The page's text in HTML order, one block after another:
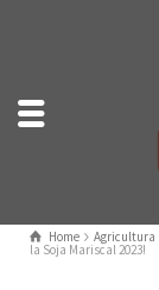
Home Agricultura
la Soja Mariscal 2023!